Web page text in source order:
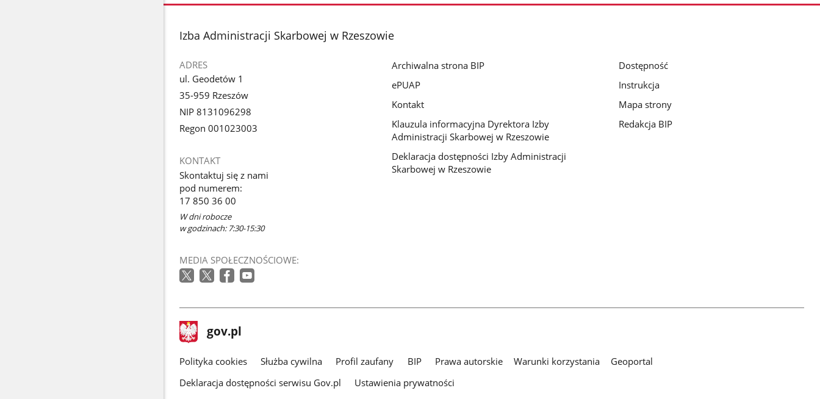
stopka
Izba Administracji Skarbowej w Rzeszowie
ADRES
ul. Geodetów 1
35-959 Rzeszów
NIP 8131096298
Regon 001023003
KONTAKT
Skontaktuj się z nami
pod numerem:
17 850 36 00
W dni robocze
w godzinach: 7:30-15:30
MEDIA SPOŁECZNOŚCIOWE:
Archiwalna strona BIP
ePUAP
Kontakt
Klauzula informacyjna Dyrektora Izby
Administracji Skarbowej w Rzeszowie
Deklaracja dostępności Izby Administracji
Skarbowej w Rzeszowie
Dostępność
Instrukcja
Mapa strony
Redakcja BIP
stopka
gov.pl Strona
gov.pl
gov.pl
Polityka cookies Służba cywilna Profil zaufany BIP Prawa autorskie Warunki korzystania
Geoportal
Deklaracja dostępności serwisu Gov.pl
Ustawienia prywatności